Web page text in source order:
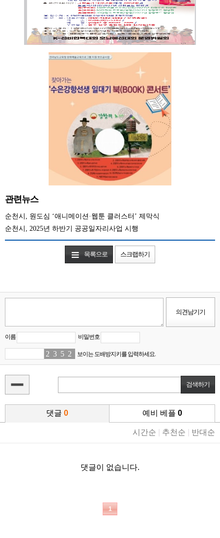
관련뉴스
순천시, 원도심 ‘애니메이션·웹툰 클러스터’ 제막식
순천시, 2025년 하반기 공공일자리사업 시행
목록으로 스크랩하기
이름 비밀번호
2 32 59 2 보이는 도배방지키를 입력하세요.
댓글 0 예비 베플 0
시간순 추천순 반대순
댓글이 없습니다.
1